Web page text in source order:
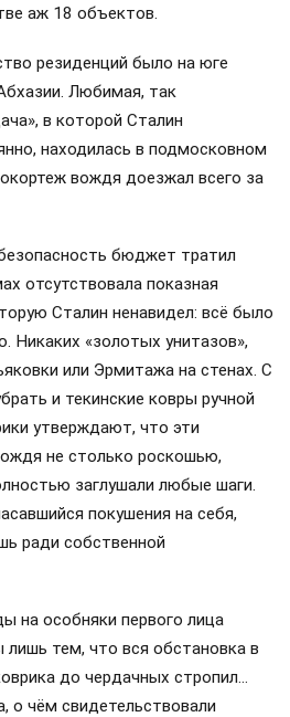
аж 18 объектов.
резиденций было на юге
Любимая, так
в которой Сталин
находилась в подмосковном
вождя доезжал всего за
бюджет тратил
отсутствовала показная
Сталин ненавидел: всё было
Никаких «золотых унитазов»,
или Эрмитажа на стенах. С
и текинские ковры ручной
утверждают, что эти
не столько роскошью,
заглушали любые шаги.
покушения на себя,
ради собственной
на особняки первого лица
тем, что вся обстановка в
до чердачных стропил…
о чём свидетельствовали